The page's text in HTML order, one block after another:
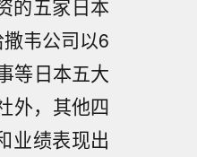
的五家日本
撒韦公司以6
等日本五大
外，其他四
业绩表现出